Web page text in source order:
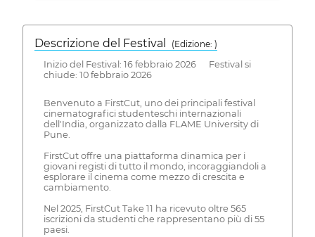
Descrizione del Festival
( Edizione: )
Inizio del Festival: 16 febbraio 2026 Festival si
chiude: 10 febbraio 2026
Benvenuto a FirstCut, uno dei principali festival
cinematografici studenteschi internazionali
dell'India, organizzato dalla FLAME University di
Pune.
FirstCut offre una piattaforma dinamica per i
giovani registi di tutto il mondo, incoraggiandoli a
esplorare il cinema come mezzo di crescita e
cambiamento.
Nel 2025, FirstCut Take 11 ha ricevuto oltre 565
iscrizioni da studenti che rappresentano più di 55
paesi.